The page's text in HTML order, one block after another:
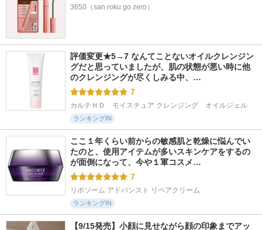
3650（san roku go zero）
評価変更★5→7 なんてことないオイルクレンジン
グだと思っていましたが、肌の状態が悪い時に他
のクレンジングが尽くしみる中、…
7
カルテＨＤ　モイスチュア クレンジング　オイルジェル
ランキングIN
ここ１年くらい前からの敏感肌と乾燥に悩んでい
たのと、使用アイテムが多いスキンケアをするの
が面倒になって、今や１軍コスメ…
7
リポソーム アドバンスト リペアクリーム
ランキングIN
【9/15発売】小顔に見せながら顔の印象までアッ